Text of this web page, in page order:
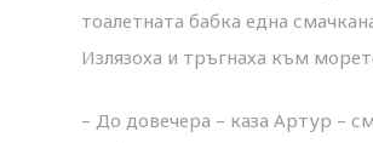
тоалетната бабка една
Излязоха и тръгнаха към
– До довечера – каза Артур –